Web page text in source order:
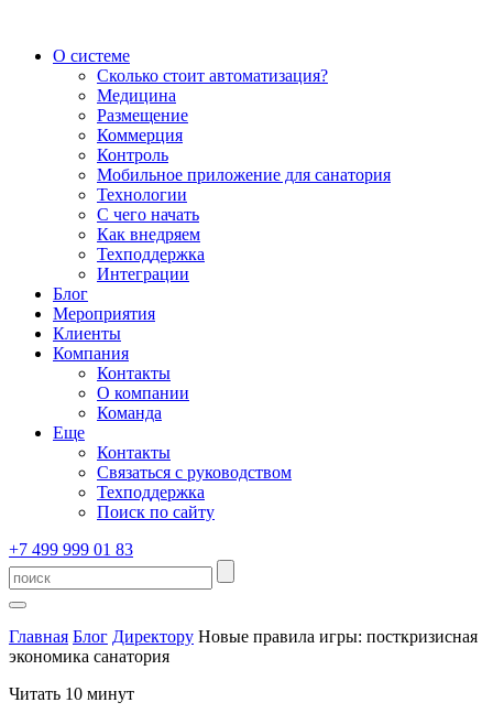
О системе
Сколько стоит автоматизация?
Медицина
Размещение
Коммерция
Контроль
Мобильное приложение для санатория
Технологии
С чего начать
Как внедряем
Техподдержка
Интеграции
Блог
Мероприятия
Клиенты
Компания
Контакты
О компании
Команда
Еще
Контакты
Связаться с руководством
Техподдержка
Поиск по сайту
+7 499 999 01 83
Главная Блог Директору Новые правила игры: посткризисная
экономика санатория
Читать 10 минут